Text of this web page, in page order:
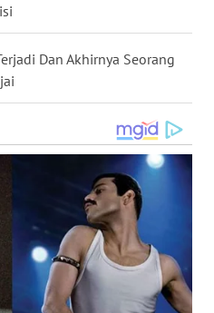
Dan Akhirnya Seorang